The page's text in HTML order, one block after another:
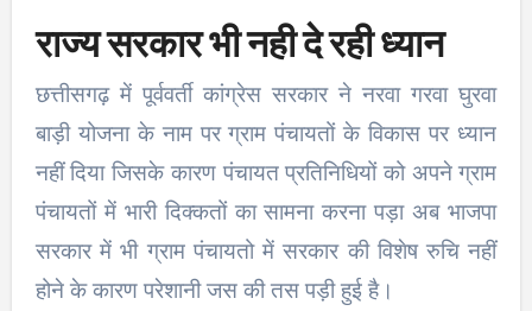
राज्य सरकार भी नही दे रही ध्यान
छत्तीसगढ़ में पूर्ववर्ती कांग्रेस सरकार ने नरवा गरवा घुरवा
बाड़ी योजना के नाम पर ग्राम पंचायतों के विकास पर ध्यान
नहीं दिया जिसके कारण पंचायत प्रतिनिधियों को अपने ग्राम
पंचायतों में भारी दिक्कतों का सामना करना पड़ा अब भाजपा
सरकार में भी ग्राम पंचायतो में सरकार की विशेष रुचि नहीं
होने के कारण परेशानी जस की तस पड़ी हुई है।